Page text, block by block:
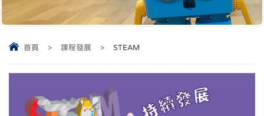
首頁 > 課程發展 > STEAM